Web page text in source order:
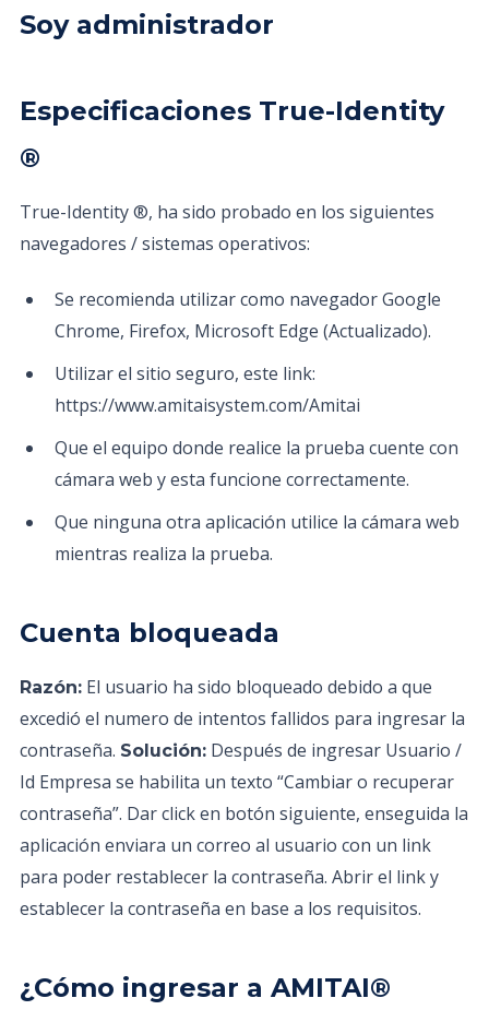
Soy administrador
Especificaciones True-Identity
®
True-Identity ®, ha sido probado en los siguientes
navegadores / sistemas operativos:
Se recomienda utilizar como navegador Google
Chrome, Firefox, Microsoft Edge (Actualizado).
Utilizar el sitio seguro, este link:
https://www.amitaisystem.com/Amitai
Que el equipo donde realice la prueba cuente con
cámara web y esta funcione correctamente.
Que ninguna otra aplicación utilice la cámara web
mientras realiza la prueba.
Cuenta bloqueada
Razón: El usuario ha sido bloqueado debido a que
excedió el numero de intentos fallidos para ingresar la
contraseña. Solución: Después de ingresar Usuario /
Id Empresa se habilita un texto “Cambiar o recuperar
contraseña”. Dar click en botón siguiente, enseguida la
aplicación enviara un correo al usuario con un link
para poder restablecer la contraseña. Abrir el link y
establecer la contraseña en base a los requisitos.
¿Cómo ingresar a AMITAI®